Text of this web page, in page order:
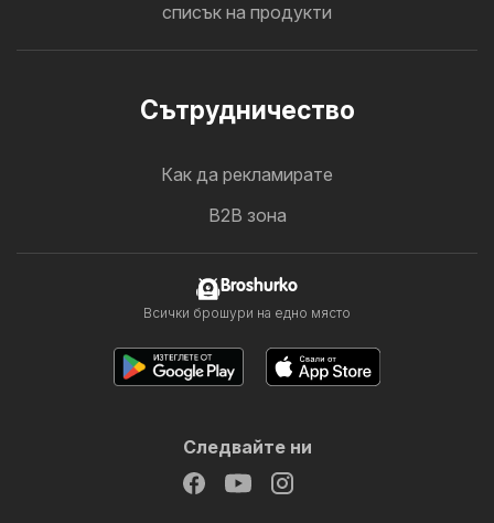
списък на продукти
Cътрудничество
Как да рекламирате
B2B зона
Broshurko
Всички брошури на едно място
Следвайте ни